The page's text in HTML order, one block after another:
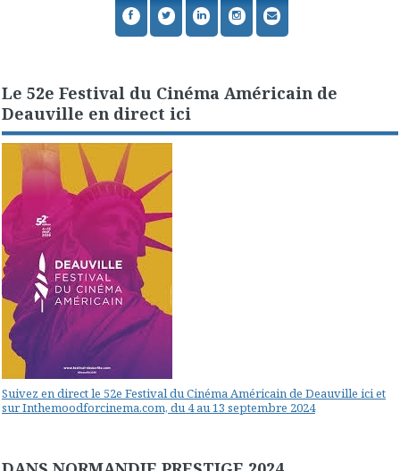
Le 52e Festival du Cinéma Américain de
Deauville en direct ici
Suivez en direct le 52e Festival du Cinéma Américain de Deauville ici et
sur Inthemoodforcinema.com, du 4 au 13 septembre 2024